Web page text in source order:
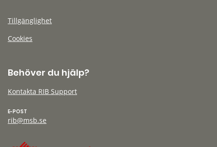
Tillgänglighet
Cookies
Behöver du hjälp?
Kontakta RIB Support
E-POST
rib@msb.se